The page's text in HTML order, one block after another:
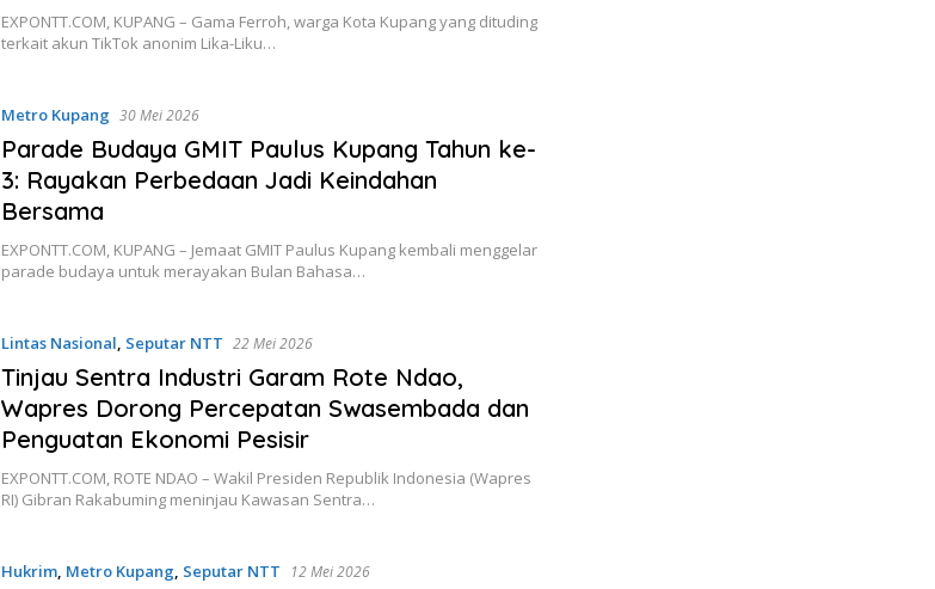
EXPONTT.COM, KUPANG – Gama Ferroh, warga Kota Kupang yang dituding
terkait akun TikTok anonim Lika-Liku…
Metro Kupang 30 Mei 2026
Parade Budaya GMIT Paulus Kupang Tahun ke-
3: Rayakan Perbedaan Jadi Keindahan
Bersama
EXPONTT.COM, KUPANG – Jemaat GMIT Paulus Kupang kembali menggelar
parade budaya untuk merayakan Bulan Bahasa…
Lintas Nasional, Seputar NTT 22 Mei 2026
Tinjau Sentra Industri Garam Rote Ndao,
Wapres Dorong Percepatan Swasembada dan
Penguatan Ekonomi Pesisir
EXPONTT.COM, ROTE NDAO – Wakil Presiden Republik Indonesia (Wapres
RI) Gibran Rakabuming meninjau Kawasan Sentra…
Hukrim, Metro Kupang, Seputar NTT 12 Mei 2026